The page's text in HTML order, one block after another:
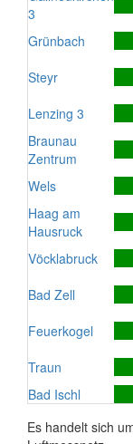
3
Grünbach
Steyr
Lenzing 3
Braunau
Zentrum
Wels
Haag am
Hausruck
Vöcklabruck
Bad Zell
Feuerkogel
Traun
Bad Ischl
Es handelt sich